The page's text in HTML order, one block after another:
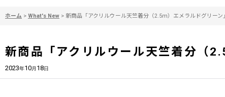
ホーム > What's New > 新商品「アクリルウール天竺着分（2.5ｍ）エメラルドグリーン
新商品「アクリルウール天竺着分（
2023年10月 18日